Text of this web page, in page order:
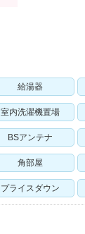
給湯器
室内洗濯機置場
BSアンテナ
角部屋
プライスダウン